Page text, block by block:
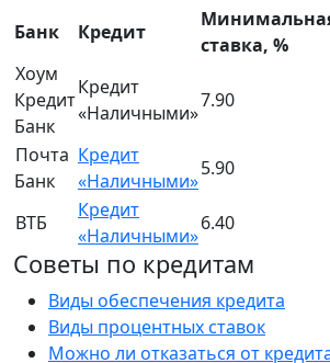
Банк Кредит
ставка, %
Хоум
Кредит
Банк
Кредит
«Наличными»
7.90
Почта
Банк
Кредит
«Наличными»
5.90
ВТБ
Кредит
«Наличными»
6.40
Советы по кредитам
Виды обеспечения кредита
Виды процентных ставок
Можно ли отказаться от